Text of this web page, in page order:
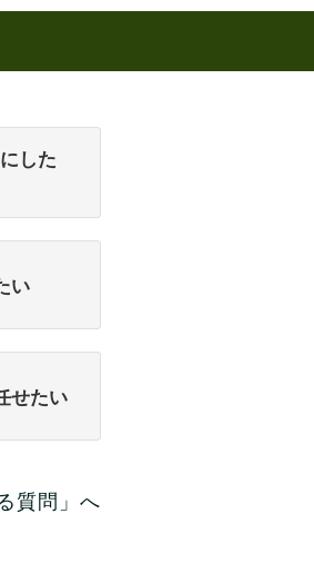
した
い
せたい
質問」へ